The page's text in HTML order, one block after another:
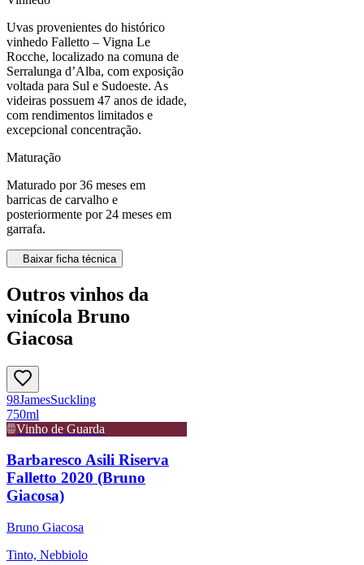
Uvas provenientes do histórico
vinhedo Falletto – Vigna Le
Rocche, localizado na comuna de
Serralunga d’Alba, com exposição
voltada para Sul e Sudoeste. As
videiras possuem 47 anos de idade,
com rendimentos limitados e
excepcional concentração.
Maturação
Maturado por 36 meses em
barricas de carvalho e
posteriormente por 24 meses em
garrafa.
Baixar ficha técnica
Outros vinhos da
vinícola Bruno
Giacosa
98JamesSuckling
750ml
Vinho de Guarda
Barbaresco Asili Riserva
Falletto 2020 (Bruno
Giacosa)
Bruno Giacosa
Tinto, Nebbiolo